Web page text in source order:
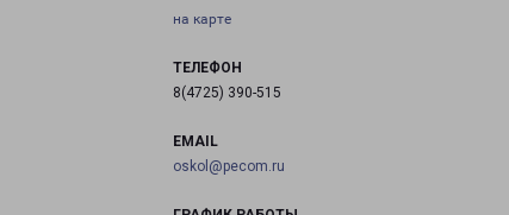
на карте
ТЕЛЕФОН
8(4725) 390-515
EMAIL
oskol@pecom.ru